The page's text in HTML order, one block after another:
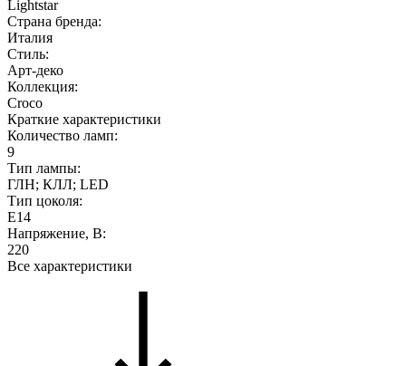
Lightstar
Страна бренда:
Италия
Стиль:
Арт-деко
Коллекция:
Croco
Краткие характеристики
Количество ламп:
9
Тип лампы:
ГЛН; КЛЛ; LED
Тип цоколя:
E14
Напряжение, В:
220
Все характеристики